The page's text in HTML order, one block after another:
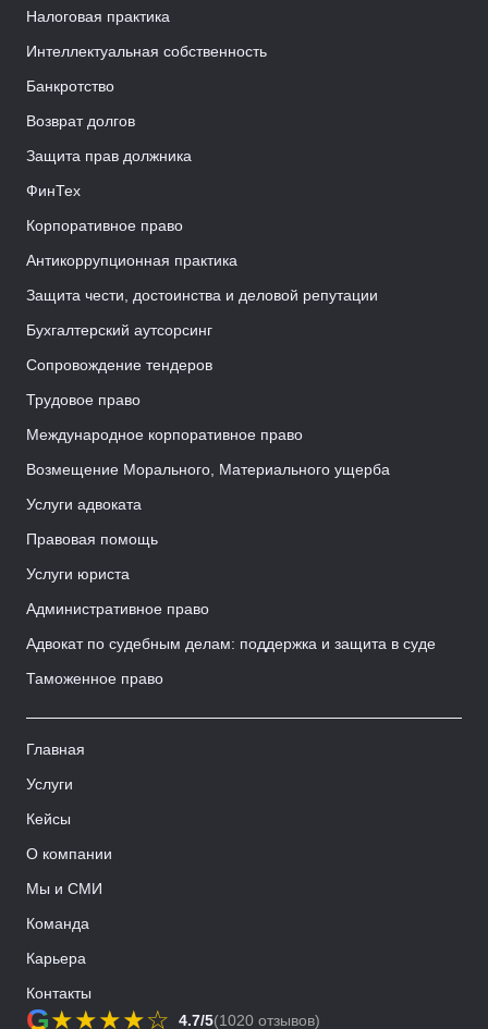
G★★★★☆ 4.7/5(1020 отзывов)
Налоговая практика
Интеллектуальная собственность
Банкротство
Возврат долгов
Защита прав должника
ФинТех
Корпоративное право
Антикоррупционная практика
Защита чести, достоинства и деловой репутации
Бухгалтерский аутсорсинг
Сопровождение тендеров
Трудовое право
Международное корпоративное право
Возмещение Морального, Материального ущерба
Услуги адвоката
Правовая помощь
Услуги юриста
Административное право
Адвокат по судебным делам: поддержка и защита в суде
Таможенное право
Главная
Услуги
Кейсы
О компании
Мы и СМИ
Команда
Карьера
Контакты